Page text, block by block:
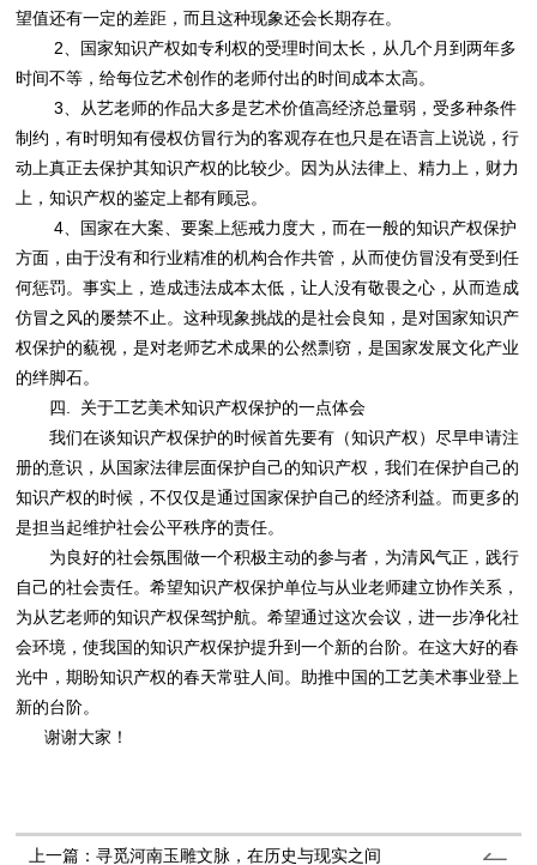
望值还有一定的差距，而且这种现象还会长期存在。
2、国家知识产权如专利权的受理时间太长，从几个月到两年多
时间不等，给每位艺术创作的老师付出的时间成本太高。
3、从艺老师的作品大多是艺术价值高经济总量弱，受多种条件
制约，有时明知有侵权仿冒行为的客观存在也只是在语言上说说，行
动上真正去保护其知识产权的比较少。因为从法律上、精力上，财力
上，知识产权的鉴定上都有顾忌。
4、国家在大案、要案上惩戒力度大，而在一般的知识产权保护
方面，由于没有和行业精准的机构合作共管，从而使仿冒没有受到任
何惩罚。事实上，造成违法成本太低，让人没有敬畏之心，从而造成
仿冒之风的屡禁不止。这种现象挑战的是社会良知，是对国家知识产
权保护的藐视，是对老师艺术成果的公然剽窃，是国家发展文化产业
的绊脚石。
四. 关于工艺美术知识产权保护的一点体会
我们在谈知识产权保护的时候首先要有（知识产权）尽早申请注
册的意识，从国家法律层面保护自己的知识产权，我们在保护自己的
知识产权的时候，不仅仅是通过国家保护自己的经济利益。而更多的
是担当起维护社会公平秩序的责任。
为良好的社会氛围做一个积极主动的参与者，为清风气正，践行
自己的社会责任。希望知识产权保护单位与从业老师建立协作关系，
为从艺老师的知识产权保驾护航。希望通过这次会议，进一步净化社
会环境，使我国的知识产权保护提升到一个新的台阶。在这大好的春
光中，期盼知识产权的春天常驻人间。助推中国的工艺美术事业登上
新的台阶。
谢谢大家！
上一篇：寻觅河南玉雕文脉，在历史与现实之间